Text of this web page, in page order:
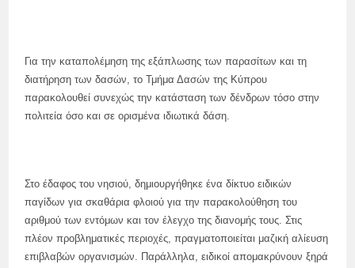
Για την καταπολέμηση της εξάπλωσης των παρασίτων και τη
διατήρηση των δασών, το Τμήμα Δασών της Κύπρου
παρακολουθεί συνεχώς την κατάσταση των δένδρων τόσο στην
πολιτεία όσο και σε ορισμένα ιδιωτικά δάση.
Στο έδαφος του νησιού, δημιουργήθηκε ένα δίκτυο ειδικών
παγίδων για σκαθάρια φλοιού για την παρακολούθηση του
αριθμού των εντόμων και τον έλεγχο της διανομής τους. Στις
πλέον προβληματικές περιοχές, πραγματοποιείται μαζική αλίευση
επιβλαβών οργανισμών. Παράλληλα, ειδικοί απομακρύνουν ξηρά